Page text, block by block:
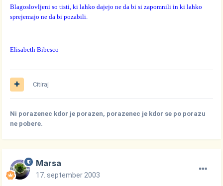
Blagoslovljeni so tisti, ki lahko dajejo ne da bi si zapomnili in ki lahko
sprejemajo ne da bi pozabili.
Elisabeth Bibesco
Citiraj
Ni porazenec kdor je porazen, porazenec je kdor se po porazu
ne pobere.
Marsa
17. september 2003